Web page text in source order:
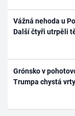
Vážná nehoda u
Další čtyři utrpěli
Grónsko v
Trumpa chystá